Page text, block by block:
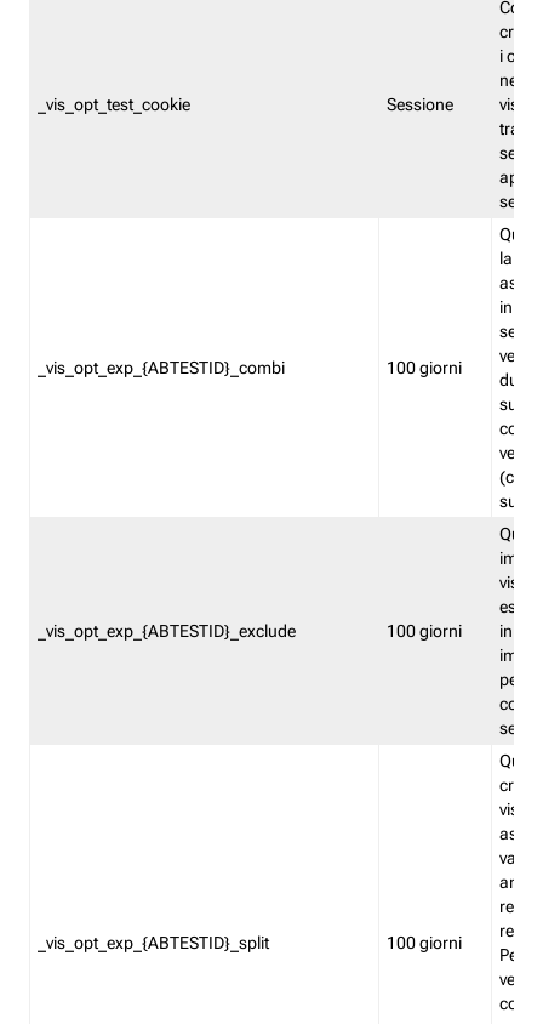
_vis_opt_test_cookie Sessione
i
nel
_vis_opt_exp_{ABTESTID}_combi 100 giorni
la
in
_vis_opt_exp_{ABTESTID}_exclude 100 giorni
in
_vis_opt_exp_{ABTESTID}_split 100 giorni